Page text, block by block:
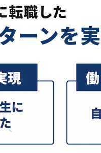
転職した
ーンを